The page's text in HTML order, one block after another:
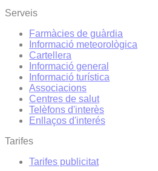
Serveis
Farmàcies de guàrdia
Informació meteorològica
Cartellera
Informació general
Informació turística
Associacions
Centres de salut
Telèfons d'interès
Enllaços d'interés
Tarifes
Tarifes publicitat